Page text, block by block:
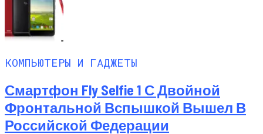
КОМПЬЮТЕРЫ И ГАДЖЕТЫ
Смартфон Fly Selfie 1 С Двойной
Фронтальной Вспышкой Вышел В
Российской Федерации